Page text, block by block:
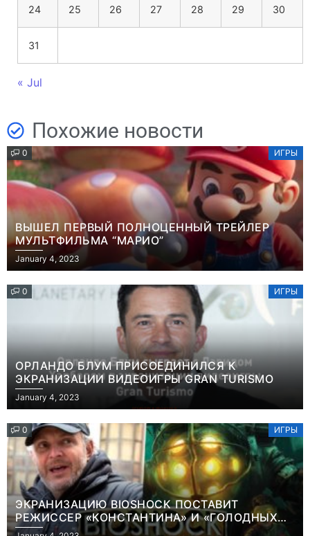
24 25 26 27 28 29 30
31
« Jul
Похожие новости
0 ИГРЫ
ВЫШЕЛ ПЕРВЫЙ ПОЛНОЦЕННЫЙ ТРЕЙЛЕР
МУЛЬТФИЛЬМА “МАРИО”
January 4, 2023
0 ИГРЫ
ОРЛАНДО БЛУМ ПРИСОЕДИНИЛСЯ К
ЭКРАНИЗАЦИИ ВИДЕОИГРЫ GRAN TURISMO
January 4, 2023
0 ИГРЫ
ЭКРАНИЗАЦИЮ BIOSHOCK ПОСТАВИТ
РЕЖИССЕР «КОНСТАНТИНА» И «ГОЛОДНЫХ
ИГР»